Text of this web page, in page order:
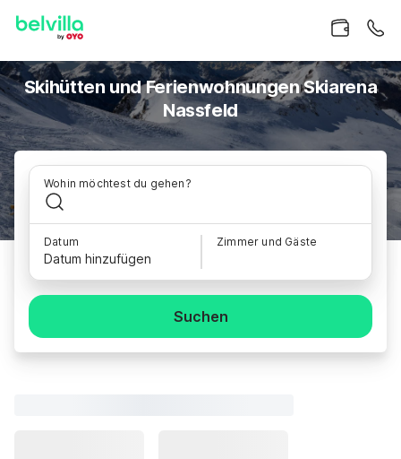
Skihütten und Ferienwohnungen Skiarena
Nassfeld
Wohin möchtest du gehen?
Datum
Datum hinzufügen
Zimmer und Gäste
Suchen